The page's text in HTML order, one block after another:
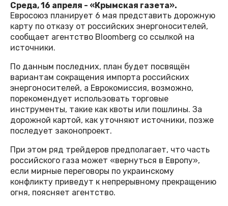
Среда, 16 апреля - «Крымская газета».
Евросоюз планирует 6 мая представить дорожную
карту по отказу от российских энергоносителей,
сообщает агентство Bloomberg со ссылкой на
источники.
По данным последних, план будет посвящён
вариантам сокращения импорта российских
энергоносителей, а Еврокомиссия, возможно,
порекомендует использовать торговые
инструменты, такие как квоты или пошлины. За
дорожной картой, как уточняют источники, позже
последует законопроект.
При этом ряд трейдеров предполагает, что часть
российского газа может «вернуться в Европу»,
если мирные переговоры по украинскому
конфликту приведут к непрерывному прекращению
огня, поясняет агентство.